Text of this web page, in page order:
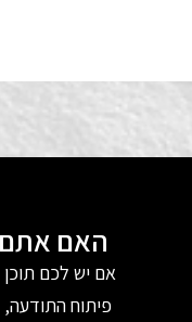
האם אתם
אם יש לכם תוכן
פיתוח התודעה,